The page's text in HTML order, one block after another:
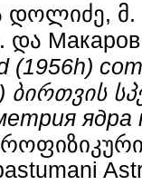
დოლიძე, მ.
და
(1956h)
ბირთვის
ядра